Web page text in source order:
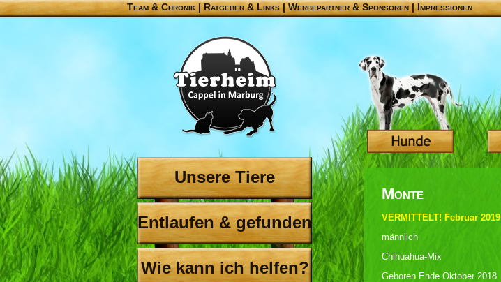
Team & Chronik |Ratgeber & Links|Werbepartner & Sponsoren|Impressionen
Unsere Tiere
Entlaufen & gefunden
Wie kann ich helfen?
Monte
VERMITTELT! Februar 2019
männlich
Chihuahua-Mix
Geboren Ende Oktober 2018